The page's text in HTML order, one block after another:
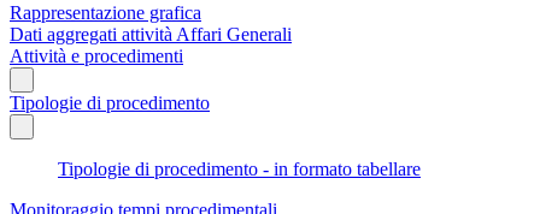
Rappresentazione grafica
Dati aggregati attività Affari Generali
Attività e procedimenti
Tipologie di procedimento
Tipologie di procedimento - in formato tabellare
Monitoraggio tempi procedimentali